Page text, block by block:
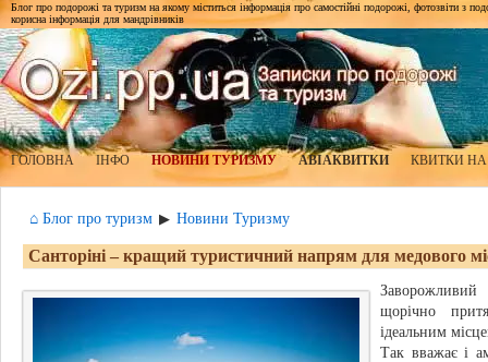
Блог про подорожі та туризм на якому міститься інформація про самостійні подорожі, фотозвіти з
корисна інформація для мандрівників
ГОЛОВНА ІНФО НОВИНИ ТУРИЗМУ АВІАКВИТКИ КВИТКИ
⌂ Блог про туризм ▶ Новини Туризму
Санторіні – кращий туристичний напрям для медового
щорічно
ідеальним
Так вважає і